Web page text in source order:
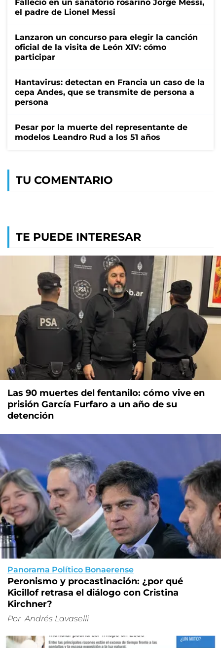
Falleció en un sanatorio rosarino Jorge Messi,
el padre de Lionel Messi
Lanzaron un concurso para elegir la canción
oficial de la visita de León XIV: cómo
participar
Hantavirus: detectan en Francia un caso de la
cepa Andes, que se transmite de persona a
persona
Pesar por la muerte del representante de
modelos Leandro Rud a los 51 años
TU COMENTARIO
TE PUEDE INTERESAR
Las 90 muertes del fentanilo: cómo vive en
prisión García Furfaro a un año de su
detención
Panorama Político Bonaerense
Peronismo y procastinación: ¿por qué
Kicillof retrasa el diálogo con Cristina
Kirchner?
Por Andrés Lavaselli